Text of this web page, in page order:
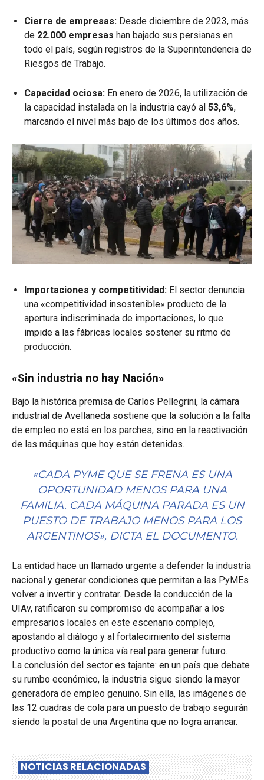
Cierre de empresas: Desde diciembre de 2023, más
de 22.000 empresas han bajado sus persianas en
todo el país, según registros de la Superintendencia de
Riesgos de Trabajo.
Capacidad ociosa: En enero de 2026, la utilización de
la capacidad instalada en la industria cayó al 53,6%,
marcando el nivel más bajo de los últimos dos años.
Importaciones y competitividad: El sector denuncia
una «competitividad insostenible» producto de la
apertura indiscriminada de importaciones, lo que
impide a las fábricas locales sostener su ritmo de
producción.
«Sin industria no hay Nación»
Bajo la histórica premisa de Carlos Pellegrini, la cámara
industrial de Avellaneda sostiene que la solución a la falta
de empleo no está en los parches, sino en la reactivación
de las máquinas que hoy están detenidas.
«CADA PYME QUE SE FRENA ES UNA
OPORTUNIDAD MENOS PARA UNA
FAMILIA. CADA MÁQUINA PARADA ES UN
PUESTO DE TRABAJO MENOS PARA LOS
ARGENTINOS», DICTA EL DOCUMENTO.
La entidad hace un llamado urgente a defender la industria
nacional y generar condiciones que permitan a las PyMEs
volver a invertir y contratar. Desde la conducción de la
UIAv, ratificaron su compromiso de acompañar a los
empresarios locales en este escenario complejo,
apostando al diálogo y al fortalecimiento del sistema
productivo como la única vía real para generar futuro.
La conclusión del sector es tajante: en un país que debate
su rumbo económico, la industria sigue siendo la mayor
generadora de empleo genuino. Sin ella, las imágenes de
las 12 cuadras de cola para un puesto de trabajo seguirán
siendo la postal de una Argentina que no logra arrancar.
NOTICIAS RELACIONADAS